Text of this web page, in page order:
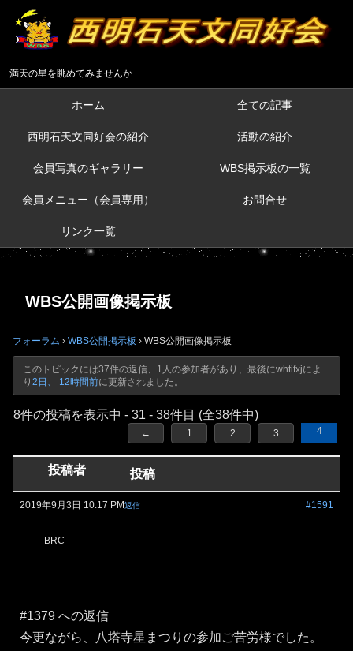
満天の星を眺めてみませんか
ホーム 全ての記事
西明石天文同好会の紹介 活動の紹介
会員写真のギャラリー WBS掲示板の一覧
会員メニュー（会員専用） お問合せ
リンク一覧
WBS公開画像掲示板
フォーラム › WBS公開掲示板 › WBS公開画像掲示板
このトピックには37件の返信、1人の参加者があり、最後にwhtifxjによ
り 2日、 12時間前に更新されました。
8件の投稿を表示中 - 31 - 38件目 (全38件中)
← 1 2 3 4
投稿者 投稿
2019年9月3日 10:17 PM #1591
返信
BRC
#1379 への返信
今更ながら、八塔寺星まつりの参加ご苦労様でした。